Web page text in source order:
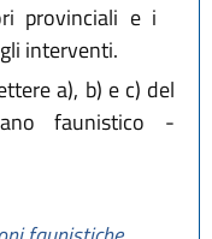
provinciali e i
interventi.
a), b) e c) del
faunistico -